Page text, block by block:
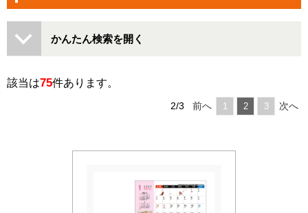
かんたん検索を開く
該当は75件あります。
2/3 前へ 1 2 3 次へ